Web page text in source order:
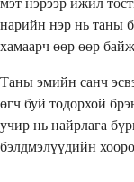
нарийн нэр нь таны
хамаарч өөр өөр
Таны эмийн санч
өгч буй тодорхой
учир нь найрлага
бэлдмэлүүдийн